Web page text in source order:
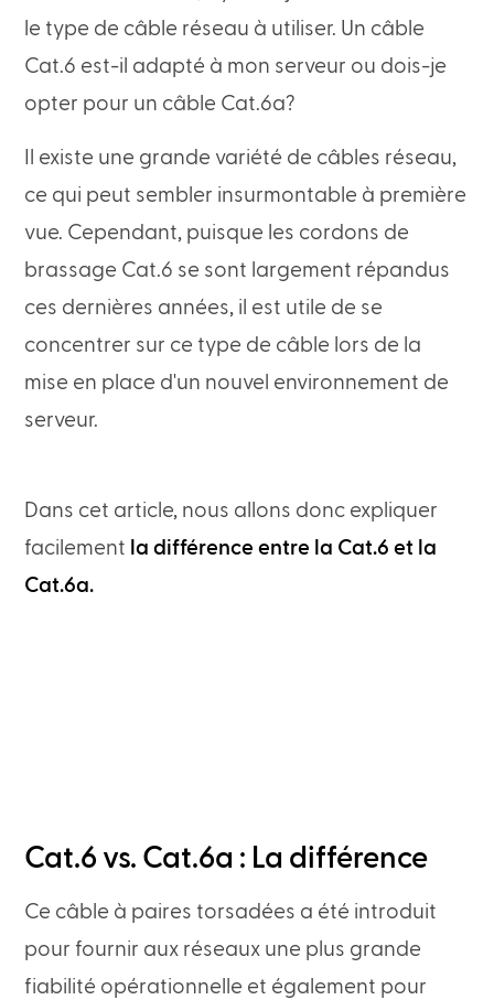
le type de câble réseau à utiliser. Un câble
Cat.6 est-il adapté à mon serveur ou dois-je
opter pour un câble Cat.6a?
Il existe une grande variété de câbles réseau,
ce qui peut sembler insurmontable à première
vue. Cependant, puisque les cordons de
brassage Cat.6 se sont largement répandus
ces dernières années, il est utile de se
concentrer sur ce type de câble lors de la
mise en place d'un nouvel environnement de
serveur.
Dans cet article, nous allons donc expliquer
facilement la différence entre la Cat.6 et la
Cat.6a.
Cat.6 vs. Cat.6a : La différence
Ce câble à paires torsadées a été introduit
pour fournir aux réseaux une plus grande
fiabilité opérationnelle et également pour